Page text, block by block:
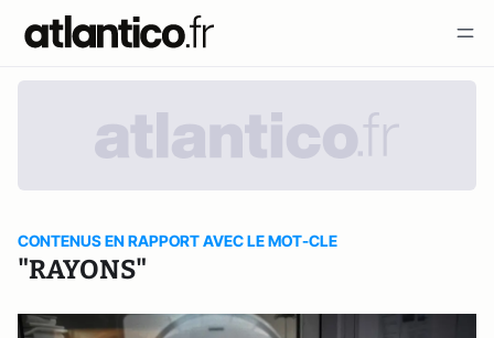
CONTENUS EN RAPPORT AVEC LE MOT-CLE
"RAYONS"